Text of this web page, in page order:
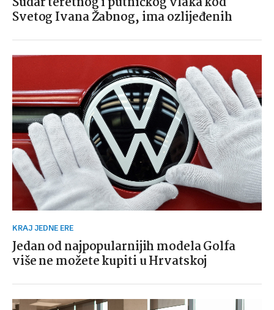
Svetog Ivana Žabnog, ima ozlijeđenih
KRAJ JEDNE ERE
Jedan od najpopularnijih modela Golfa
više ne možete kupiti u Hrvatskoj